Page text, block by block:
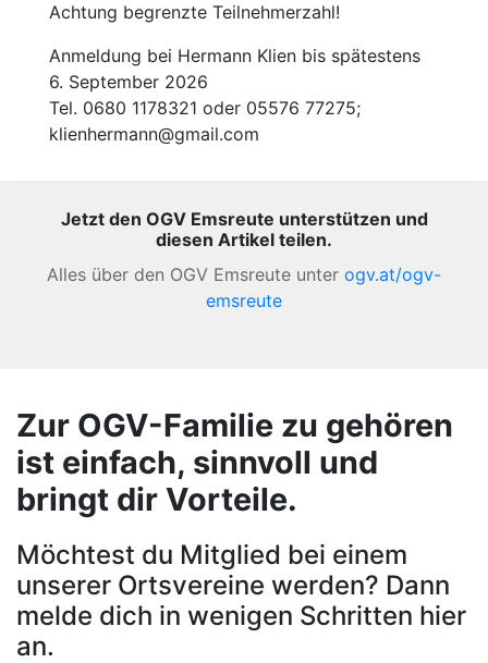
Achtung begrenzte Teilnehmerzahl!
Anmeldung bei Hermann Klien bis spätestens
6. September 2026
Tel. 0680 1178321 oder 05576 77275;
klienhermann@gmail.com
Jetzt den OGV Emsreute unterstützen und
diesen Artikel teilen.
Alles über den OGV Emsreute unter ogv.at/ogv-
emsreute
Zur OGV-Familie zu gehören
ist einfach, sinnvoll und
bringt dir Vorteile.
Möchtest du Mitglied bei einem
unserer Ortsvereine werden? Dann
melde dich in wenigen Schritten hier
an.